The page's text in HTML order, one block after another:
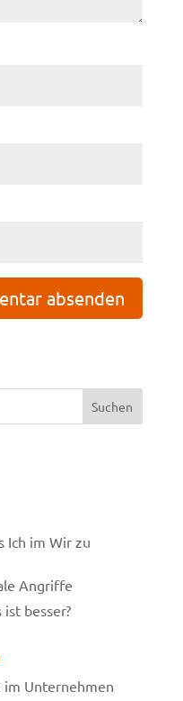
Ich im Wir zu
Angriffe
besser?
im Unternehmen